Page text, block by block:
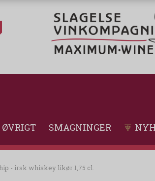
ØVRIGT SMAGNINGER
- irsk whiskey likør 1,75 cl.